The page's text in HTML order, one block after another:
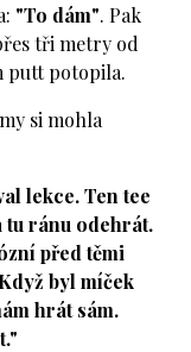
"To dám". Pak
tři metry od
putt potopila.
si mohla
lekce. Ten tee
tu ránu odehrát.
před těmi
byl míček
hrát sám.